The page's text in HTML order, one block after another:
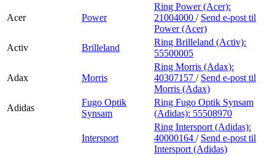
Acer Power
Ring Power (Acer):
21004000 / Send e-post til
Power (Acer)
Activ
Brilleland
Ring Brilleland (Activ):
55500005
Adax Morris
Ring Morris (Adax):
40307157 / Send e-post til
Morris (Adax)
Adidas
Fugo Optik
Synsam
Ring Fugo Optik Synsam
(Adidas): 55508970
Intersport
Ring Intersport (Adidas):
40000164 / Send e-post til
Intersport (Adidas)